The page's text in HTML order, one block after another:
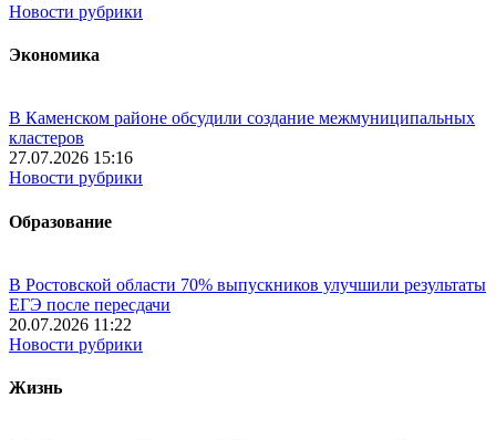
Новости рубрики
Экономика
В Каменском районе обсудили создание межмуниципальных
кластеров
27.07.2026 15:16
Новости рубрики
Образование
В Ростовской области 70% выпускников улучшили результаты
ЕГЭ после пересдачи
20.07.2026 11:22
Новости рубрики
Жизнь